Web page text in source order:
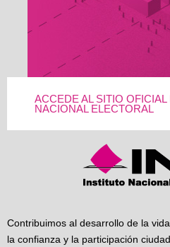
ACCEDE AL SITIO OFICIAL
NACIONAL ELECTORAL
Contribuimos al desarrollo de la
la confianza y la participación